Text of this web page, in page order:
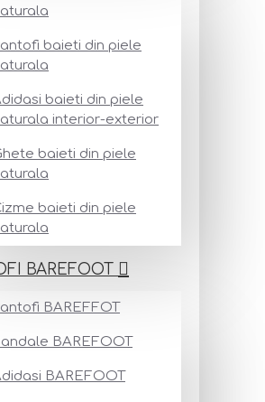
baieti din piele
baieti din piele
interior-exterior
baieti din piele
baieti din piele
BAREFOOT
BAREFFOT
BAREFOOT
BAREFOOT